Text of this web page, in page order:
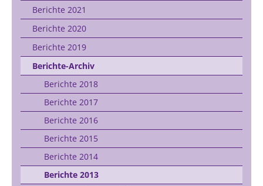
Berichte 2021
Berichte 2020
Berichte 2019
Berichte-Archiv
Berichte 2018
Berichte 2017
Berichte 2016
Berichte 2015
Berichte 2014
Berichte 2013